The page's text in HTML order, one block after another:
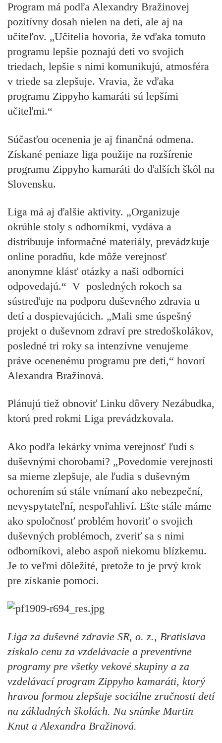
Program má podľa Alexandry Bražinovej
pozitívny dosah nielen na deti, ale aj na
učiteľov. „Učitelia hovoria, že vďaka tomuto
programu lepšie poznajú deti vo svojich
triedach, lepšie s nimi komunikujú, atmosféra
v triede sa zlepšuje. Vravia, že vďaka
programu Zippyho kamaráti sú lepšími
učiteľmi.“
Súčasťou ocenenia je aj finančná odmena.
Získané peniaze liga použije na rozšírenie
programu Zippyho kamaráti do ďalších škôl na
Slovensku.
Liga má aj ďalšie aktivity. „Organizuje
okrúhle stoly s odborníkmi, vydáva a
distribuuje informačné materiály, prevádzkuje
online poradňu, kde môže verejnosť
anonymne klásť otázky a naši odborníci
odpovedajú.“ V posledných rokoch sa
sústreďuje na podporu duševného zdravia u
detí a dospievajúcich. „Mali sme úspešný
projekt o duševnom zdraví pre stredoškolákov,
posledné tri roky sa intenzívne venujeme
práve ocenenému programu pre deti,“ hovorí
Alexandra Bražinová.
Plánujú tiež obnoviť Linku dôvery Nezábudka,
ktorú pred rokmi Liga prevádzkovala.
Ako podľa lekárky vníma verejnosť ľudí s
duševnými chorobami? „Povedomie verejnosti
sa mierne zlepšuje, ale ľudia s duševným
ochorením sú stále vnímaní ako nebezpeční,
nevyspytateľní, nespoľahliví. Ešte stále máme
ako spoločnosť problém hovoriť o svojich
duševných problémoch, zveriť sa s nimi
odborníkovi, alebo aspoň niekomu blízkemu.
Je to veľmi dôležité, pretože to je prvý krok
pre získanie pomoci.
Liga za duševné zdravie SR, o. z., Bratislava
získalo cenu za vzdelávacie a preventívne
programy pre všetky vekové skupiny a za
vzdelávací program Zippyho kamaráti, ktorý
hravou formou zlepšuje sociálne zručnosti detí
na základných školách. Na snímke Martin
Knut a Alexandra Bražinová.